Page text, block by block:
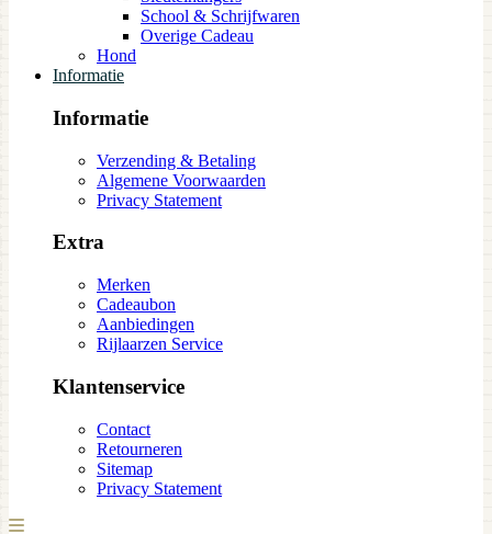
School & Schrijfwaren
Overige Cadeau
Hond
Informatie
Informatie
Verzending & Betaling
Algemene Voorwaarden
Privacy Statement
Extra
Merken
Cadeaubon
Aanbiedingen
Rijlaarzen Service
Klantenservice
Contact
Retourneren
Sitemap
Privacy Statement